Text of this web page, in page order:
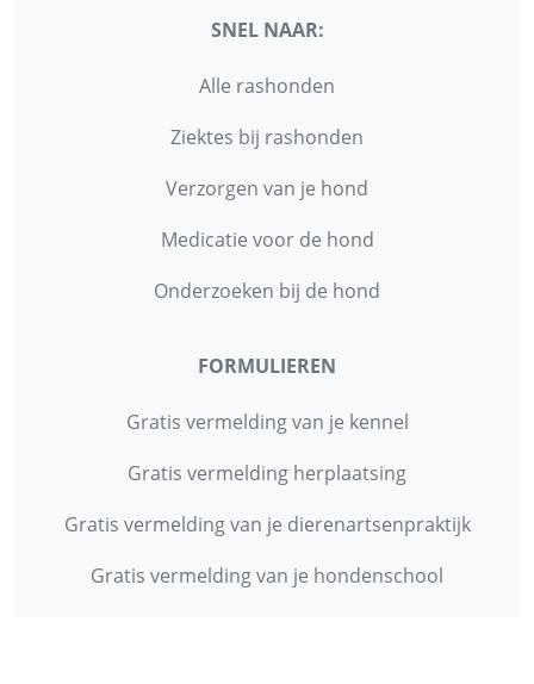
SNEL NAAR:
Alle rashonden
Ziektes bij rashonden
Verzorgen van je hond
Medicatie voor de hond
Onderzoeken bij de hond
FORMULIEREN
Gratis vermelding van je kennel
Gratis vermelding herplaatsing
Gratis vermelding van je dierenartsenpraktijk
Gratis vermelding van je hondenschool